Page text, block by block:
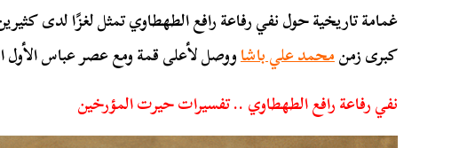
غمامة تاريخية حول نفي رفاعة رافع الطهطاوي تمثل لغزًا لدى
كبرى زمنمحمد علي باشاووصل لأعلى قمة ومع عصر عباس الأول
نفي رفاعة رافع الطهطاوي .. تفسيرات حيرت المؤرخين